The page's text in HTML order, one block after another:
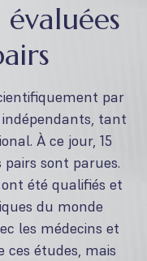
par
tant
À ce jour, 15
sont parues.
été qualifiés et
du monde
les médecins et
ces études, mais